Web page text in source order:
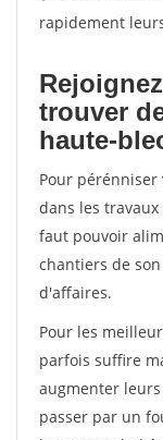
rapidement
trouver
haute-
Pour
dans les
faut pouvoir
chantiers de
d'affaires.
Pour les
parfois suffire
augmenter
passer par un